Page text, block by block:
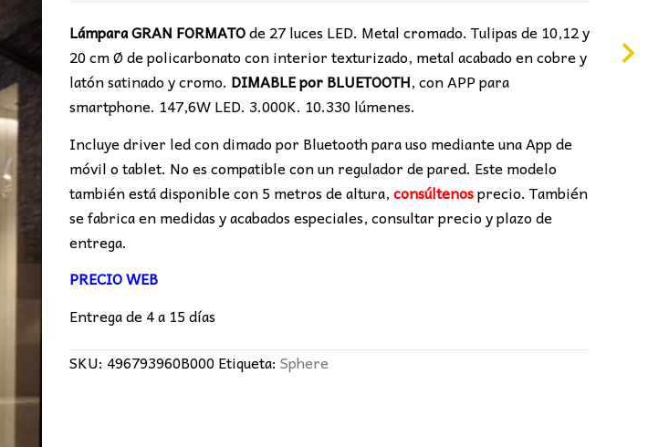
Lámpara GRAN FORMATOde 27 luces LED. Metal cromado. Tulipas de 10,12 y
20 cm Ø de policarbonato con interior texturizado, metal acabado en cobre y
latón satinado y cromo. DIMABLE por BLUETOOTH, con APP para
smartphone. 147,6W LED. 3.000K. 10.330 lúmenes.
Incluye driver led con dimado por Bluetooth para uso mediante una App de
móvil o tablet. No es compatible con un regulador de pared. Este modelo
también está disponible con 5 metros de altura,consúltenosprecio. También
se fabrica en medidas y acabados especiales, consultar precio y plazo de
entrega.
PRECIO WEB
Entrega de 4 a 15 días
SKU: 496793960B000Etiqueta: Sphere